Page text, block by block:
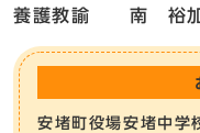
養護教諭 南 裕
安堵町役場安堵中学